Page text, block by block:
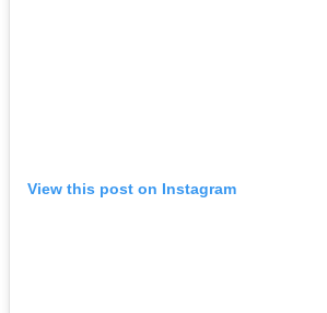
View this post on Instagram